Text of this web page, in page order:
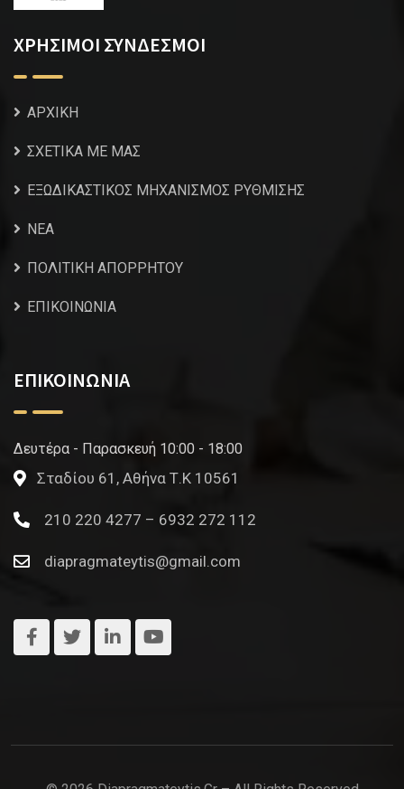
ΧΡΗΣΙΜΟΙ ΣΥΝΔΕΣΜΟΙ
ΑΡΧΙΚΗ
ΣΧΕΤΙΚΑ ΜΕ ΜΑΣ
ΕΞΩΔΙΚΑΣΤΙΚΟΣ ΜΗΧΑΝΙΣΜΟΣ ΡΥΘΜΙΣΗΣ
NEA
ΠΟΛΙΤΙΚΗ ΑΠΟΡΡΗΤΟΥ
ΕΠΙΚΟΙΝΩΝΙΑ
ΕΠΙΚΟΙΝΩΝΙΑ
Δευτέρα - Παρασκευή 10:00 - 18:00
Σταδίου 61, Αθήνα Τ.Κ 10561
210 220 4277 – 6932 272 112
diapragmateytis@gmail.com